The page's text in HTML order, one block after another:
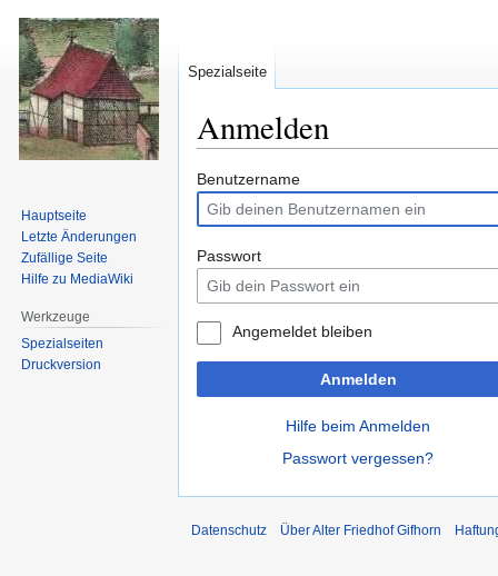
Anmelden
Zur
Navigation
springen
Zur
Suche
springen
Benutzername
Passwort
Angemeldet bleiben
Anmelden
Hilfe beim Anmelden
Passwort vergessen?
Spezialseite
Hauptseite
Letzte Änderungen
Zufällige Seite
Hilfe zu MediaWiki
Werkzeuge
Spezialseiten
Druckversion
Datenschutz Über Alter Friedhof Gifhorn